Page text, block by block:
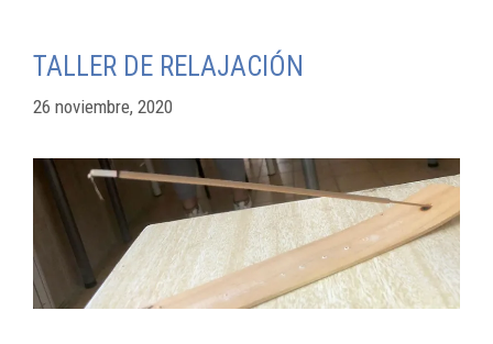
TALLER DE RELAJACIÓN
26 noviembre, 2020